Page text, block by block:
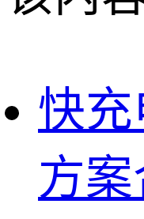
快
方